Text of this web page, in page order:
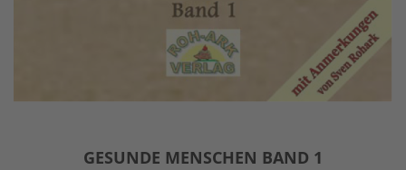
GESUNDE MENSCHEN BAND 1